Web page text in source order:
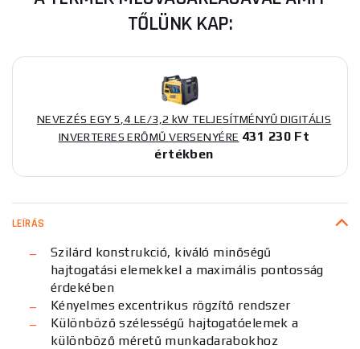
TŐLÜNK KAP:
NEVEZÉS EGY 5,4 LE/3,2 kW TELJESÍTMÉNYŰ DIGITÁLIS
INVERTERES ERŐMŰ VERSENYÉRE 431 230 Ft
értékben
LEÍRÁS
Szilárd konstrukció, kiváló minőségű
hajtogatási elemekkel a maximális pontosság
érdekében
Kényelmes excentrikus rögzítő rendszer
Különböző szélességű hajtogatóelemek a
különböző méretű munkadarabokhoz